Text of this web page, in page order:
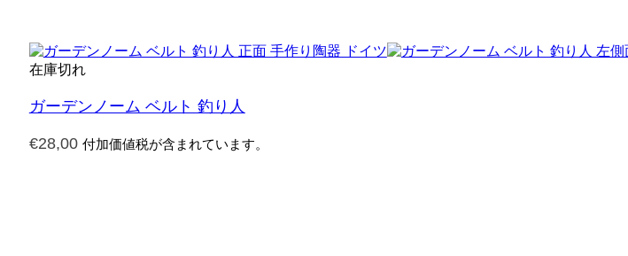
在庫切れ
ガーデンノーム ベルト 釣り人
€28,00 付加価値税が含まれています。